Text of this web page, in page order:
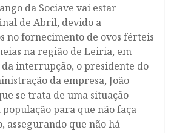
da Sociave vai estar
de Abril, devido a
no fornecimento de ovos férteis
na região de Leiria, em
interrupção, o presidente do
da empresa, João
se trata de uma situação
para que não faça
assegurando que não há